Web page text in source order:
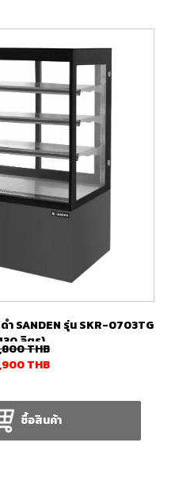
ำ SANDEN รุ่น SKR-0703TG
ลิตร)
THB
THB
ซื้อสินค้า